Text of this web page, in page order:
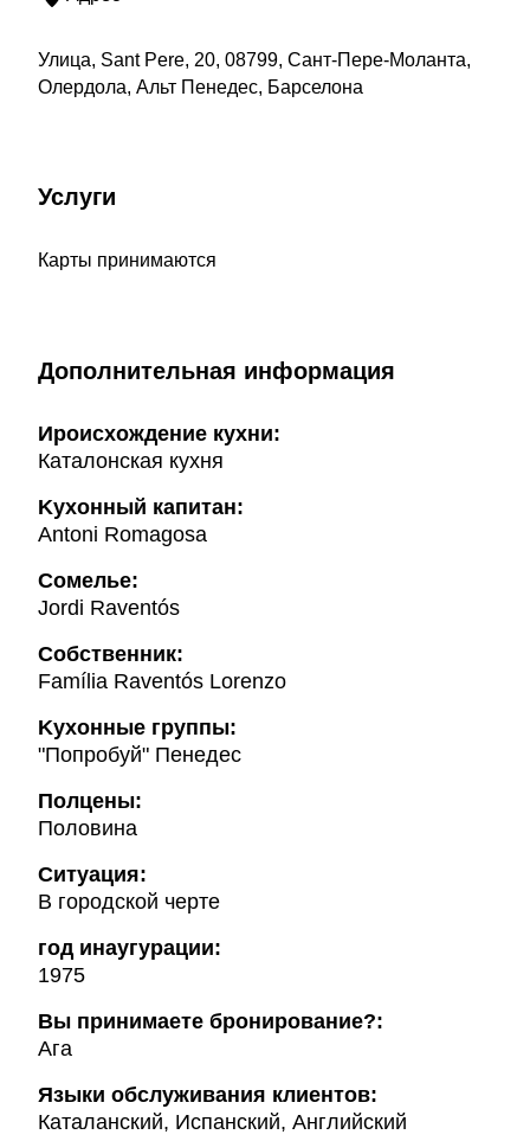
Улица, Sant Pere, 20, 08799, Сант-Пере-Моланта,
Олердола, Альт Пенедес, Барселона
Услуги
Карты принимаются
Дополнительная информация
Ироисхождение кухни:
Каталонская кухня
Kухонный капитан:
Antoni Romagosa
Cомелье:
Jordi Raventós
Собственник:
Família Raventós Lorenzo
Kухонные группы:
"Попробуй" Пенедес
Полцены:
Половина
Ситуация:
В городской черте
год инаугурации:
1975
Вы принимаете бронирование?:
Ага
Языки обслуживания клиентов:
Каталанский, Испанский, Английский